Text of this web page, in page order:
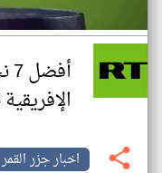
الإفريقية 2025
اخبار جزر القمر